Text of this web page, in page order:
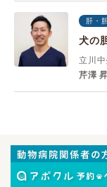
肝・
犬の
立川
芹澤